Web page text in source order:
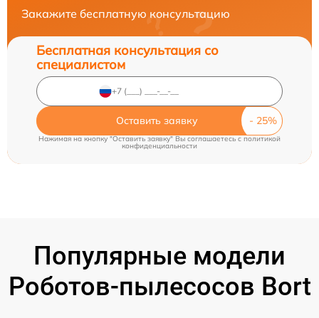
Закажите бесплатную консультацию
Бесплатная консультация со
специалистом
Оставить заявку
Нажимая на кнопку "Оставить заявку" Вы соглашаетесь cполитикой
конфиденциальности
Популярные модели
Роботов-пылесосов Bort